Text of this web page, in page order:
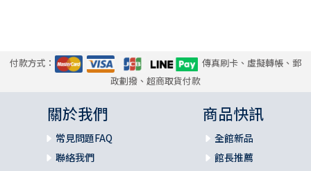
付款方式：
傳真刷卡、虛擬轉帳、郵
政劃撥、超商取貨付款
關於我們
常見問題FAQ
聯絡我們
商品快訊
全館新品
館長推薦